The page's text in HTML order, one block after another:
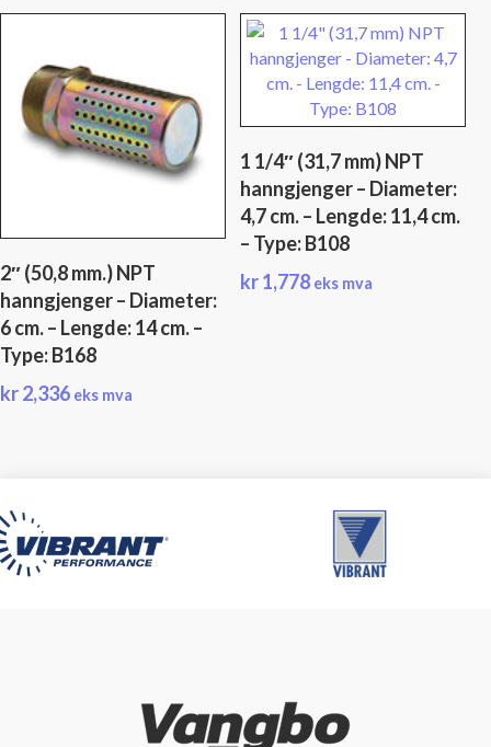
2″ (50,8 mm.) NPT
hanngjenger – Diameter:
6 cm. – Lengde: 14 cm. –
Type: B168
kr2,336 eks mva
1 1/4″ (31,7 mm) NPT
hanngjenger – Diameter:
4,7 cm. – Lengde: 11,4 cm.
– Type: B108
kr1,778 eks mva